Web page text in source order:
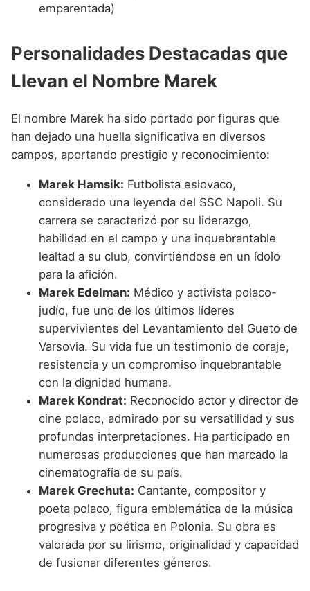
emparentada)
Personalidades Destacadas que
Llevan el Nombre Marek
El nombre Marek ha sido portado por figuras que
han dejado una huella significativa en diversos
campos, aportando prestigio y reconocimiento:
Marek Hamsik: Futbolista eslovaco,
considerado una leyenda del SSC Napoli. Su
carrera se caracterizó por su liderazgo,
habilidad en el campo y una inquebrantable
lealtad a su club, convirtiéndose en un ídolo
para la afición.
Marek Edelman: Médico y activista polaco-
judío, fue uno de los últimos líderes
supervivientes del Levantamiento del Gueto de
Varsovia. Su vida fue un testimonio de coraje,
resistencia y un compromiso inquebrantable
con la dignidad humana.
Marek Kondrat: Reconocido actor y director de
cine polaco, admirado por su versatilidad y sus
profundas interpretaciones. Ha participado en
numerosas producciones que han marcado la
cinematografía de su país.
Marek Grechuta: Cantante, compositor y
poeta polaco, figura emblemática de la música
progresiva y poética en Polonia. Su obra es
valorada por su lirismo, originalidad y capacidad
de fusionar diferentes géneros.